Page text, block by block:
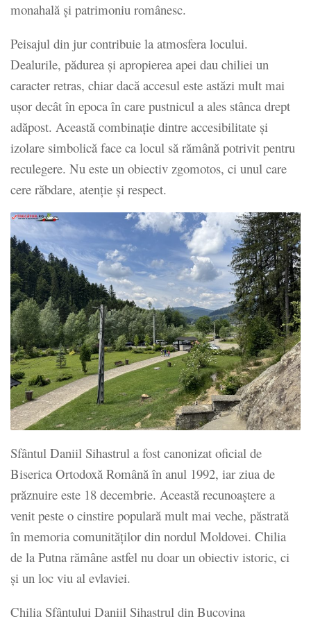
monahală și patrimoniu românesc.
Peisajul din jur contribuie la atmosfera locului.
Dealurile, pădurea și apropierea apei dau chiliei un
caracter retras, chiar dacă accesul este astăzi mult mai
ușor decât în epoca în care pustnicul a ales stânca drept
adăpost. Această combinație dintre accesibilitate și
izolare simbolică face ca locul să rămână potrivit pentru
reculegere. Nu este un obiectiv zgomotos, ci unul care
cere răbdare, atenție și respect.
Sfântul Daniil Sihastrul a fost canonizat oficial de
Biserica Ortodoxă Română în anul 1992, iar ziua de
prăznuire este 18 decembrie. Această recunoaștere a
venit peste o cinstire populară mult mai veche, păstrată
în memoria comunităților din nordul Moldovei. Chilia
de la Putna rămâne astfel nu doar un obiectiv istoric, ci
și un loc viu al evlaviei.
Chilia Sfântului Daniil Sihastrul din Bucovina